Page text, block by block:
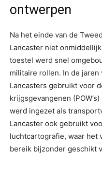
ontwerpen
Na het einde van de
Lancaster niet
toestel werd snel
militaire rollen. In de
Lancasters gebruikt voor
krijgsgevangenen
werd ingezet als
Lancaster ook gebruikt
luchtcartografie, waar het
bereik bijzonder geschikt